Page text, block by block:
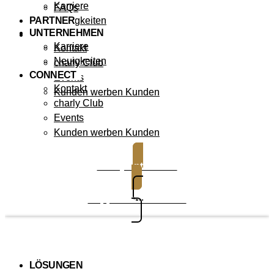
Karriere
Neuigkeiten
CONNECT
Kontakt
charly Club
Events
Kunden werben Kunden
FAQs
PARTNER
UNTERNEHMEN
Karriere
Neuigkeiten
CONNECT
Kontakt
charly Club
Events
Kunden werben Kunden
charly entdecken
Support kontaktieren
LÖSUNGEN